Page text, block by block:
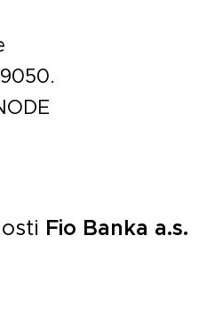
Fio Banka a.s.